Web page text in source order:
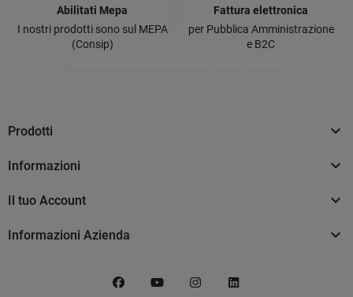
Abilitati Mepa
I nostri prodotti sono sul MEPA
(Consip)
Fattura elettronica
per Pubblica Amministrazione
e B2C
Prodotti 
Informazioni 
Il tuo Account 
Informazioni Azienda 